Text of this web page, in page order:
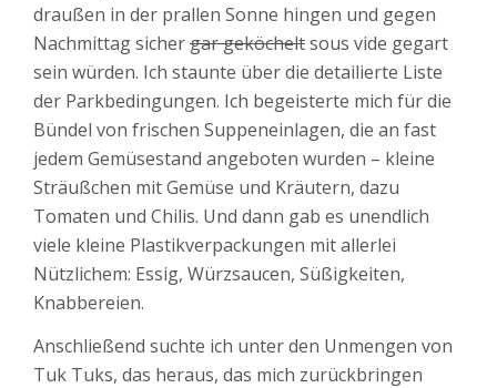
draußen in der prallen Sonne hingen und gegen
Nachmittag sichergar geköcheltsous vide gegart
sein würden. Ich staunte über die detailierte Liste
der Parkbedingungen. Ich begeisterte mich für die
Bündel von frischen Suppeneinlagen, die an fast
jedem Gemüsestand angeboten wurden – kleine
Sträußchen mit Gemüse und Kräutern, dazu
Tomaten und Chilis. Und dann gab es unendlich
viele kleine Plastikverpackungen mit allerlei
Nützlichem: Essig, Würzsaucen, Süßigkeiten,
Knabbereien.
Anschließend suchte ich unter den Unmengen von
Tuk Tuks, das heraus, das mich zurückbringen